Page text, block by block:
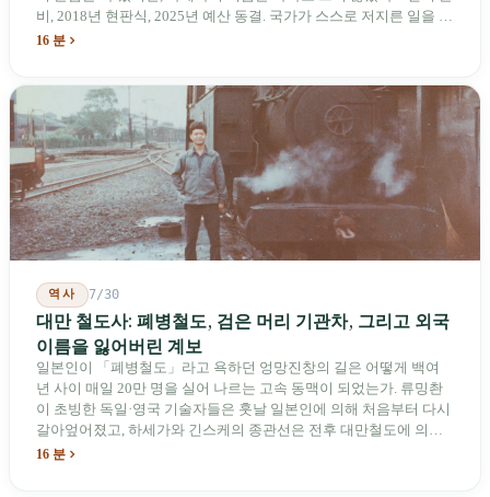
비, 2018년 현판식, 2025년 예산 동결. 국가가 스스로 저지른 일을 기
념하기 위해 스스로 세운 박물관. 계엄 해제 39년 동안 사법 재판을
16 분
역사 7/30
대만 철도사: 폐병철도, 검은 머리 기관차, 그리고 외국
이름을 잃어버린 계보
일본인이 「폐병철도」라고 욕하던 엉망진창의 길은 어떻게 백여
년 사이 매일 20만 명을 실어 나르는 고속 동맥이 되었는가. 류밍촨
이 초빙한 독일·영국 기술자들은 훗날 일본인에 의해 처음부터 다시
갈아엎어졌고, 하세가와 긴스케의 종관선은 전후 대만철도에 의해
이름과 번호가 바뀌었다. 세대마다 앞선 세대의 기록을 주석으로 밀
16 분